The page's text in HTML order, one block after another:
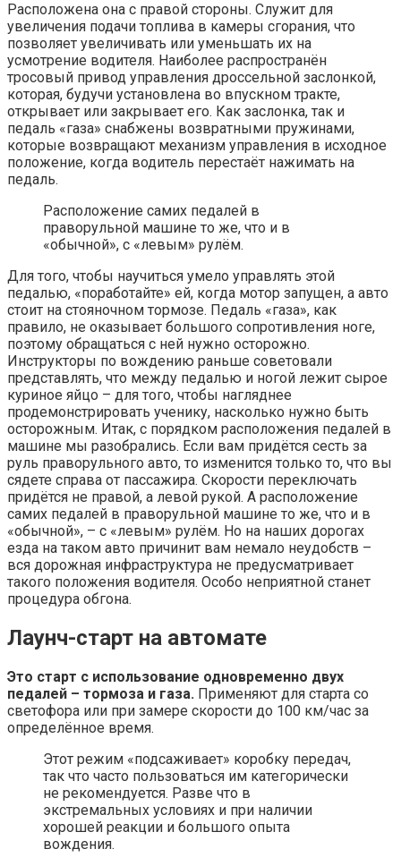
Расположена она с правой стороны. Служит для
увеличения подачи топлива в камеры сгорания, что
позволяет увеличивать или уменьшать их на
усмотрение водителя. Наиболее распространён
тросовый привод управления дроссельной заслонкой,
которая, будучи установлена во впускном тракте,
открывает или закрывает его. Как заслонка, так и
педаль «газа» снабжены возвратными пружинами,
которые возвращают механизм управления в исходное
положение, когда водитель перестаёт нажимать на
педаль.
Расположение самих педалей в
праворульной машине то же, что и в
«обычной», с «левым» рулём.
Для того, чтобы научиться умело управлять этой
педалью, «поработайте» ей, когда мотор запущен, а авто
стоит на стояночном тормозе. Педаль «газа», как
правило, не оказывает большого сопротивления ноге,
поэтому обращаться с ней нужно осторожно.
Инструкторы по вождению раньше советовали
представлять, что между педалью и ногой лежит сырое
куриное яйцо – для того, чтобы нагляднее
продемонстрировать ученику, насколько нужно быть
осторожным. Итак, с порядком расположения педалей в
машине мы разобрались. Если вам придётся сесть за
руль праворульного авто, то изменится только то, что вы
сядете справа от пассажира. Скорости переключать
придётся не правой, а левой рукой. А расположение
самих педалей в праворульной машине то же, что и в
«обычной», – с «левым» рулём. Но на наших дорогах
езда на таком авто причинит вам немало неудобств –
вся дорожная инфраструктура не предусматривает
такого положения водителя. Особо неприятной станет
процедура обгона.
Лаунч-старт на автомате
Это старт с использование одновременно двух
педалей – тормоза и газа. Применяют для старта со
светофора или при замере скорости до 100 км/час за
определённое время.
Этот режим «подсаживает» коробку передач,
так что часто пользоваться им категорически
не рекомендуется. Разве что в
экстремальных условиях и при наличии
хорошей реакции и большого опыта
вождения.